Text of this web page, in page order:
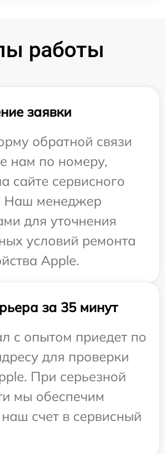
работы
заявки
обратной связи
нам по номеру,
сайте сервисного
Наш менеджер
для уточнения
условий ремонта
Apple.
за 35 минут
с опытом приедет по
для проверки
При серьезной
мы обеспечим
счет в сервисный